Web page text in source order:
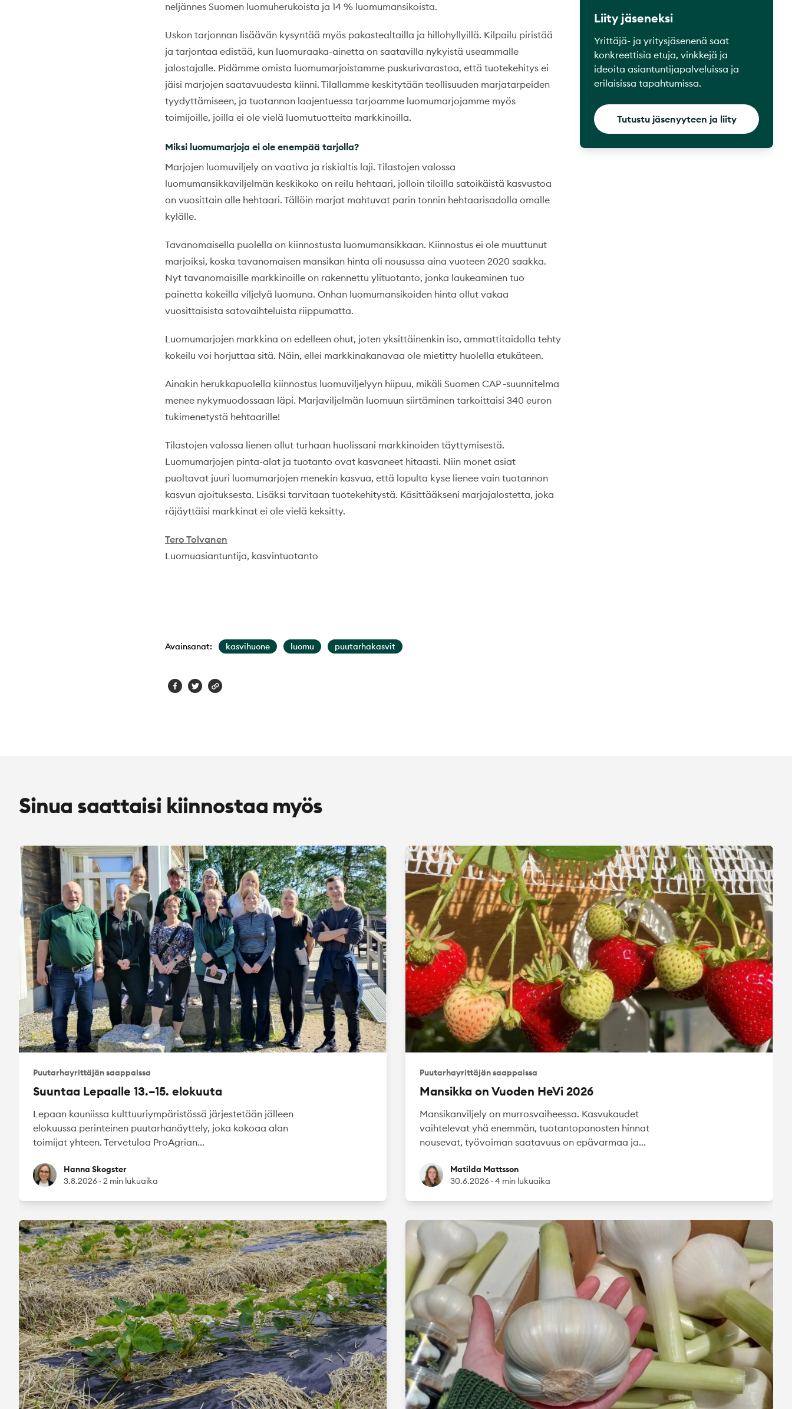
neljännes Suomen luomuherukoista ja 14 % luomumansikoista.
Uskon tarjonnan lisäävän kysyntää myös pakastealtailla ja hillohyllyillä. Kilpailu piristää
ja tarjontaa edistää, kun luomuraaka-ainetta on saatavilla nykyistä useammalle
jalostajalle. Pidämme omista luomumarjoistamme puskurivarastoa, että tuotekehitys ei
jäisi marjojen saatavuudesta kiinni. Tilallamme keskitytään teollisuuden marjatarpeiden
tyydyttämiseen, ja tuotannon laajentuessa tarjoamme luomumarjojamme myös
toimijoille, joilla ei ole vielä luomutuotteita markkinoilla.
Miksi luomumarjoja ei ole enempää tarjolla?
Marjojen luomuviljely on vaativa ja riskialtis laji. Tilastojen valossa
luomumansikkaviljelmän keskikoko on reilu hehtaari, jolloin tiloilla satoikäistä kasvustoa
on vuosittain alle hehtaari. Tällöin marjat mahtuvat parin tonnin hehtaarisadolla omalle
kylälle.
Tavanomaisella puolella on kiinnostusta luomumansikkaan. Kiinnostus ei ole muuttunut
marjoiksi, koska tavanomaisen mansikan hinta oli nousussa aina vuoteen 2020 saakka.
Nyt tavanomaisille markkinoille on rakennettu ylituotanto, jonka laukeaminen tuo
painetta kokeilla viljelyä luomuna. Onhan luomumansikoiden hinta ollut vakaa
vuosittaisista satovaihteluista riippumatta.
Luomumarjojen markkina on edelleen ohut, joten yksittäinenkin iso, ammattitaidolla tehty
kokeilu voi horjuttaa sitä. Näin, ellei markkinakanavaa ole mietitty huolella etukäteen.
Ainakin herukkapuolella kiinnostus luomuviljelyyn hiipuu, mikäli Suomen CAP -suunnitelma
menee nykymuodossaan läpi. Marjaviljelmän luomuun siirtäminen tarkoittaisi 340 euron
tukimenetystä hehtaarille!
Tilastojen valossa lienen ollut turhaan huolissani markkinoiden täyttymisestä.
Luomumarjojen pinta-alat ja tuotanto ovat kasvaneet hitaasti. Niin monet asiat
puoltavat juuri luomumarjojen menekin kasvua, että lopulta kyse lienee vain tuotannon
kasvun ajoituksesta. Lisäksi tarvitaan tuotekehitystä. Käsittääkseni marjajalostetta, joka
räjäyttäisi markkinat ei ole vielä keksitty.
Tero Tolvanen
Luomuasiantuntija, kasvintuotanto
Avainsanat: kasvihuone luomu puutarhakasvit
Liity jäseneksi
Yrittäjä- ja yritysjäsenenä saat
konkreettisia etuja, vinkkejä ja
ideoita asiantuntijapalveluissa ja
erilaisissa tapahtumissa.
Tutustu jäsenyyteen ja liity
Sinua saattaisi kiinnostaa myös
Puutarhayrittäjän saappaissa
Suuntaa Lepaalle 13.–15. elokuuta
Lepaan kauniissa kulttuuriympäristössä järjestetään jälleen
elokuussa perinteinen puutarhanäyttely, joka kokoaa alan
toimijat yhteen. Tervetuloa ProAgrian...
Hanna Skogster
Hanna Skogster
3.8.2026 · 2 min lukuaika
Puutarhayrittäjän saappaissa
Mansikka on Vuoden HeVi 2026
Mansikanviljely on murrosvaiheessa. Kasvukaudet
vaihtelevat yhä enemmän, tuotantopanosten hinnat
nousevat, työvoiman saatavuus on epävarmaa ja...
Matilda Mattsson
Matilda Mattsson
30.6.2026 · 4 min lukuaika